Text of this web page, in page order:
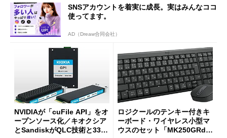
SNSアカウントを着実に成長。実はみんなココ
使ってます。
AD（Dreaw合同会社）
NVIDIAが「cuFile API」をオ
ープンソース化／キオクシア
とSandiskがQLC技術と332
ロジクールのテンキー付きキ
ーボード・ワイヤレス小型マ
ウスのセット「MK250GRd」